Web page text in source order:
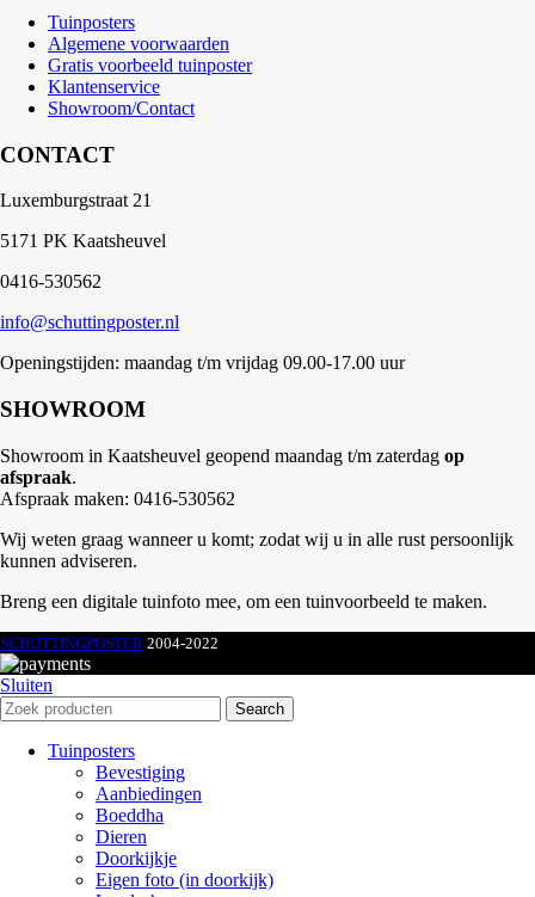
Tuinposters
Algemene voorwaarden
Gratis voorbeeld tuinposter
Klantenservice
Showroom/Contact
CONTACT
Luxemburgstraat 21
5171 PK Kaatsheuvel
0416-530562
info@schuttingposter.nl
Openingstijden: maandag t/m vrijdag 09.00-17.00 uur
SHOWROOM
Showroom in Kaatsheuvel geopend maandag t/m zaterdag op
afspraak.
Afspraak maken: 0416-530562
Wij weten graag wanneer u komt; zodat wij u in alle rust persoonlijk
kunnen adviseren.
Breng een digitale tuinfoto mee, om een tuinvoorbeeld te maken.
SCHUTTINGPOSTER 2004-2022
Sluiten
Search
Tuinposters
Bevestiging
Aanbiedingen
Boeddha
Dieren
Doorkijkje
Eigen foto (in doorkijk)